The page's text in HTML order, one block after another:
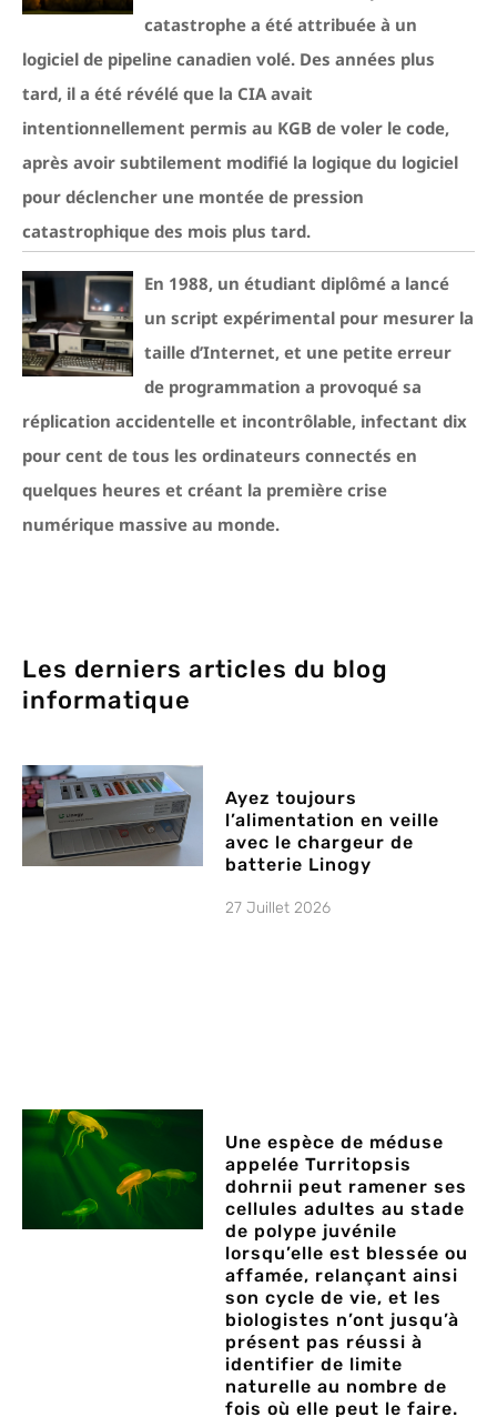
catastrophe a été attribuée à un
logiciel de pipeline canadien volé. Des années plus
tard, il a été révélé que la CIA avait
intentionnellement permis au KGB de voler le code,
après avoir subtilement modifié la logique du logiciel
pour déclencher une montée de pression
catastrophique des mois plus tard.
En 1988, un étudiant diplômé a lancé
un script expérimental pour mesurer la
taille d’Internet, et une petite erreur
de programmation a provoqué sa
réplication accidentelle et incontrôlable, infectant dix
pour cent de tous les ordinateurs connectés en
quelques heures et créant la première crise
numérique massive au monde.
Les derniers articles du blog
informatique
Ayez toujours
l’alimentation en veille
avec le chargeur de
batterie Linogy
27 Juillet 2026
Une espèce de méduse
appelée Turritopsis
dohrnii peut ramener ses
cellules adultes au stade
de polype juvénile
lorsqu’elle est blessée ou
affamée, relançant ainsi
son cycle de vie, et les
biologistes n’ont jusqu’à
présent pas réussi à
identifier de limite
naturelle au nombre de
fois où elle peut le faire.